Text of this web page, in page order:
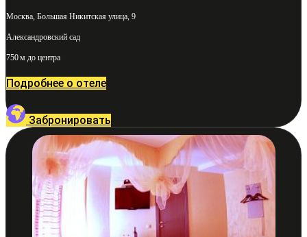
Москва, Большая Никитская улица, 9
Александровский сад
750 м до центра
Подробнее о отеле
Забронировать